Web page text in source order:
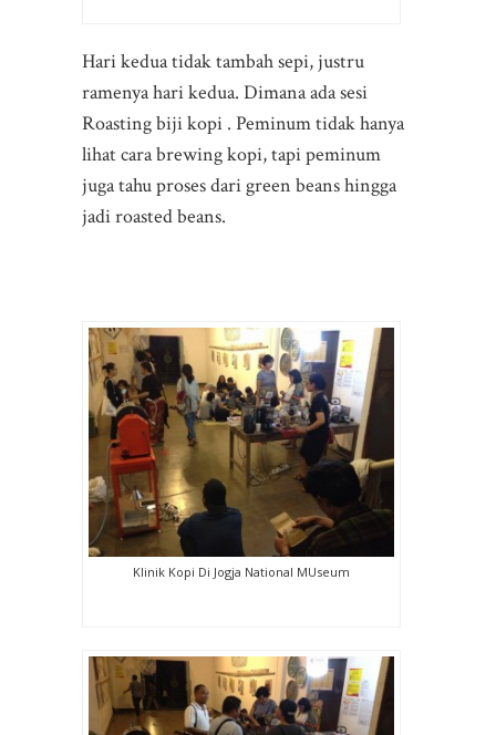
Hari kedua tidak tambah sepi, justru
ramenya hari kedua. Dimana ada sesi
Roasting biji kopi . Peminum tidak hanya
lihat cara brewing kopi, tapi peminum
juga tahu proses dari green beans hingga
jadi roasted beans.
Klinik Kopi Di Jogja National MUseum